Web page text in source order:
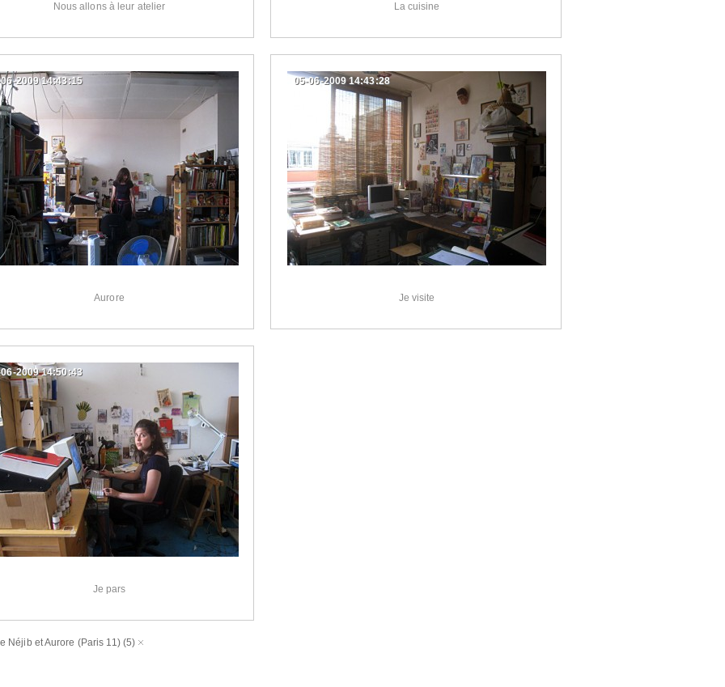
Nous allons à leur atelier La cuisine
Aurore
2009 14:43:15
Je visite
05-06-2009 14:43:28
Je pars
2009 14:50:43
Néjib et Aurore (Paris 11)(5)